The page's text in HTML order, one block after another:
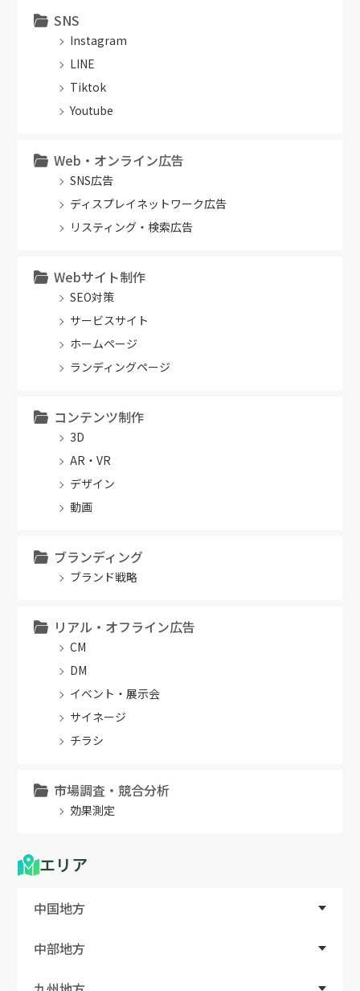
SNS
Instagram
LINE
Tiktok
Youtube
Web・オンライン広告
SNS広告
ディスプレイネットワーク広告
リスティング・検索広告
Webサイト制作
SEO対策
サービスサイト
ホームページ
ランディングページ
コンテンツ制作
3D
AR・VR
デザイン
動画
ブランディング
ブランド戦略
リアル・オフライン広告
CM
DM
イベント・展示会
サイネージ
チラシ
市場調査・競合分析
効果測定
エリア
中国地方
中部地方